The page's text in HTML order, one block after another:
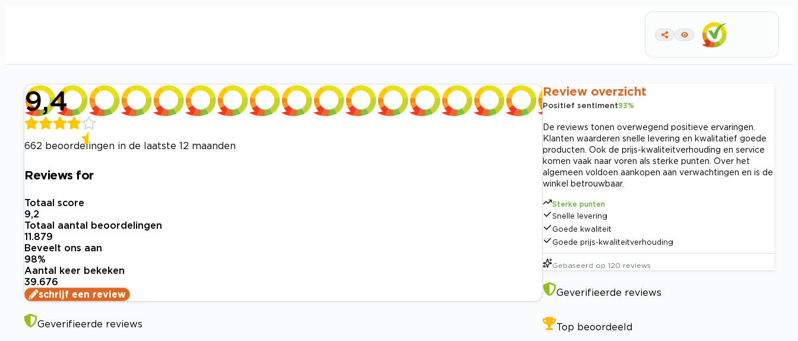
9,4
662 beoordelingen in de laatste 12 maanden
Reviews for
Totaal score
9,2
Totaal aantal beoordelingen
11.879
Beveelt ons aan
98%
Aantal keer bekeken
39.676
schrijf een review
Geverifieerde reviews
Review overzicht
Positief sentiment93%
De reviews tonen overwegend positieve ervaringen.
Klanten waarderen snelle levering en kwalitatief goede
producten. Ook de prijs-kwaliteitverhouding en service
komen vaak naar voren als sterke punten. Over het
algemeen voldoen aankopen aan verwachtingen en is de
winkel betrouwbaar.
Sterke punten
Snelle levering
Goede kwaliteit
Goede prijs-kwaliteitverhouding
Gebaseerd op 120 reviews
Geverifieerde reviews
Top beoordeeld